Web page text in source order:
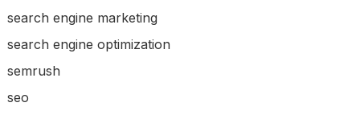
search engine marketing
search engine optimization
semrush
seo